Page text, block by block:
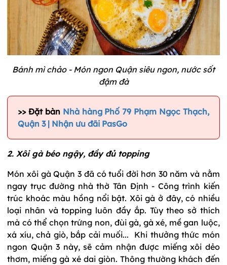
Bánh mì chảo - Món ngon Quận siêu ngon, nước sốt
đậm đà
>> Đặt bàn Nhà hàng Phố 79 Phạm Ngọc Thạch,
Quận 3 | Nhận ưu đãi PasGo
2. Xôi gà béo ngậy, đầy đủ topping
Món xôi gà Quận 3 đã có tuổi đời hơn 30 năm và nằm
ngay trục đường nhà thờ Tân Định - Công trình kiến
trúc khoác màu hồng nổi bật. Xôi gà ở đây, có nhiều
loại nhân và topping luôn đầy ắp. Tùy theo sở thích
mà có thể chọn trứng non, đùi gà, gà xé, mề gan luộc,
xá xíu, chả giò, bắp cải muối... Khi thưởng thức món
ngon Quận 3 này, sẽ cảm nhận được miếng xôi dẻo
thơm, miếng gà xé dai giòn. Thông thường khách đến